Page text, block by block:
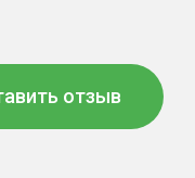
отзыв